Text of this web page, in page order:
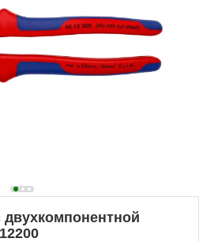
двухкомпонентной